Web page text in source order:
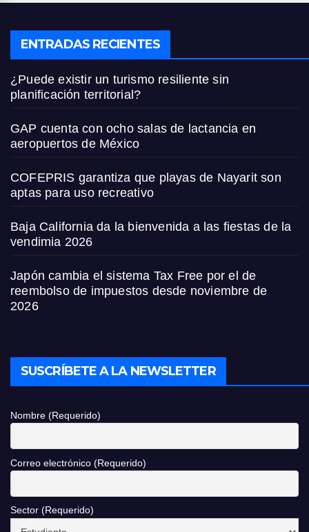
ENTRADAS RECIENTES
¿Puede existir un turismo resiliente sin
planificación territorial?
GAP cuenta con ocho salas de lactancia en
aeropuertos de México
COFEPRIS garantiza que playas de Nayarit son
aptas para uso recreativo
Baja California da la bienvenida a las fiestas de la
vendimia 2026
Japón cambia el sistema Tax Free por el de
reembolso de impuestos desde noviembre de
2026
SUSCRÍBETE A LA NEWSLETTER
Nombre (Requerido)
Correo electrónico (Requerido)
Sector (Requerido)